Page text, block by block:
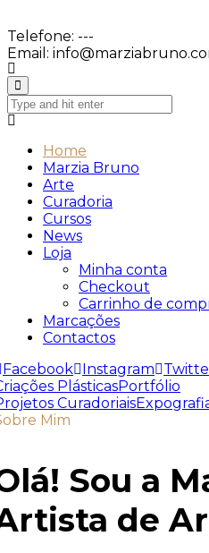
Telefone: ---
Email:
Home
Marzia Bruno
Arte
Curadoria
Cursos
News
Loja
Minha conta
Checkout
Carrinho de
Marcações
Contactos
Facebook
Instagram
PlásticasPortfólio
Curadoriais
Mim
Sou a
de